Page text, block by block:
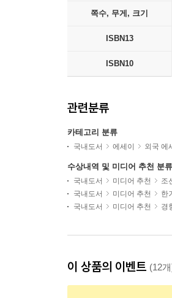
쪽수, 무게, 크기
ISBN13
ISBN10
관련분류
카테고리 분류
국내도서 에세이 외국 에
수상내역 및 미디어 추천 분류
국내도서 미디어 추천
조
국내도서
미디어 추천
한
국내도서
미디어 추천 경
이 상품의 이벤트 (12